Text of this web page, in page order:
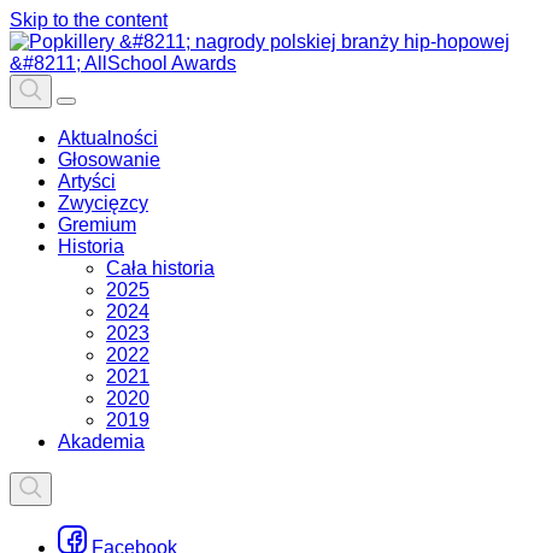
Skip to the content
Aktualności
Głosowanie
Artyści
Zwycięzcy
Gremium
Historia
Cała historia
2025
2024
2023
2022
2021
2020
2019
Akademia
Facebook